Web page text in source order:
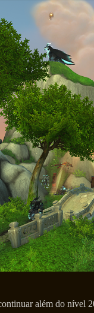
além do nível